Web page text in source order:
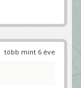
több mint 6 éve